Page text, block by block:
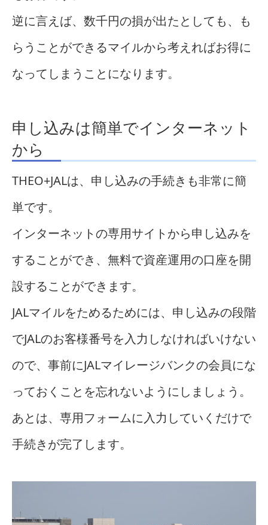
逆に言えば、数千円の損が出たとしても、も
らうことができるマイルから考えればお得に
なってしまうことになります。
申し込みは簡単でインターネット
から
THEO+JALは、申し込みの手続きも非常に簡
単です。
インターネットの専用サイトから申し込みを
することができ、無料で資産運用の口座を開
設することができます。
JALマイルをためるためには、申し込みの段階
でJALのお客様番号を入力しなければいけない
ので、事前にJALマイレージバンクの会員にな
っておくことを忘れないようにしましょう。
あとは、専用フォームに入力していくだけで
手続きが完了します。